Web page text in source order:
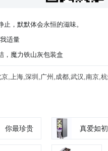
，默默体会永恒的滋味。
适量
，魔力铁山灰包装盒
你最珍贵 真爱如初